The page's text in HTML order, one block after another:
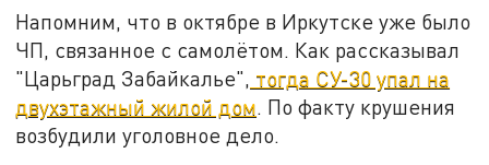
Напомним, что в октябре в Иркутске уже было
ЧП, связанное с самолётом. Как рассказывал
"Царьград Забайкалье", тогда СУ-30 упал на
двухэтажный жилой дом. По факту крушения
возбудили уголовное дело.